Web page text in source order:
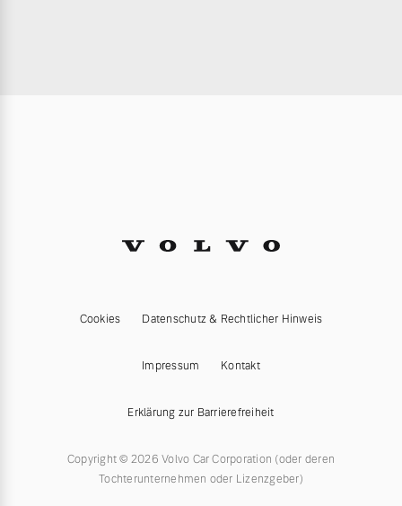
Cookies Datenschutz & Rechtlicher Hinweis
Impressum Kontakt
Erklärung zur Barrierefreiheit
Copyright © 2026 Volvo Car Corporation (oder deren
Tochterunternehmen oder Lizenzgeber)